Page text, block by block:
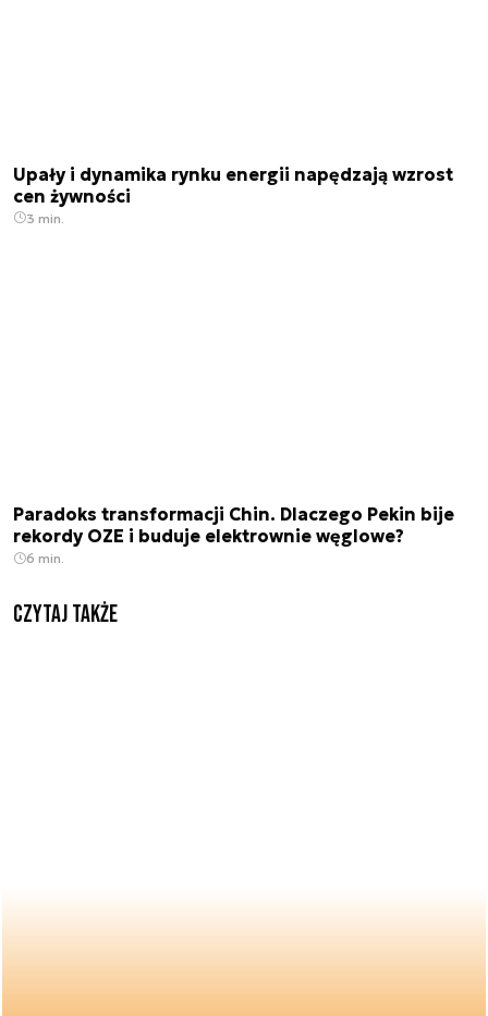
Upały i dynamika rynku energii napędzają wzrost
cen żywności
3 min.
Paradoks transformacji Chin. Dlaczego Pekin bije
rekordy OZE i buduje elektrownie węglowe?
6 min.
Czytaj także